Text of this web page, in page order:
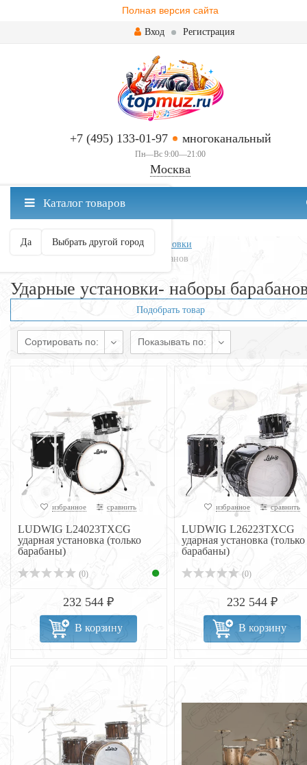
Полная версия сайта
Вход Регистрация
+7 (495) 133-01-97 многоканальный
Пн—Вс 9:00—21:00
Москва
Москва ваш город?
Да Выбрать другой город
Каталог товаров
Главная Ударные
Ударные установки
Ударные установки- наборы барабанов
Ударные установки- наборы
Подобрать товар
Сортировать по: Показывать по:
избранное сравнить
LUDWIG L24023TXCG
ударная установка (только
барабаны)
(0)
232 544 ₽
В корзину
избранное сравнить
LUDWIG L26223TXCG
ударная установка (только
барабаны)
(0)
232 544 ₽
В корзину